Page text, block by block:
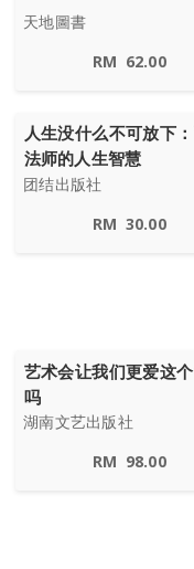
天地圖書
RM 62.00
人生没什么不可放下
法师的人生智慧
团结出版社
RM 30.00
艺术会让我们更爱这
吗
湖南文艺出版社
RM 98.00